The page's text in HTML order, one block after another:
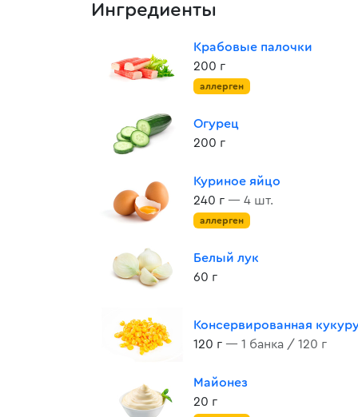
Ингредиенты
Крабовые палочки
200 г
аллерген
Огурец
200 г
Куриное яйцо
240 г — 4 шт.
аллерген
Белый лук
60 г
Консервированная
120 г — 1 банка / 120 г
Майонез
20 г